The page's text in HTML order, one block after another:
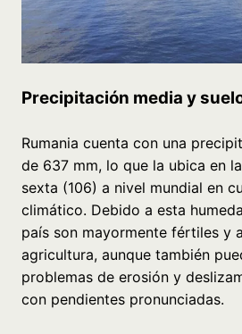
Precipitación media y
Rumania cuenta con una
de 637 mm, lo que la ubica en
sexta (106) a nivel mundial en
climático. Debido a esta
país son mayormente fértiles y
agricultura, aunque también
problemas de erosión y
con pendientes pronunciadas.